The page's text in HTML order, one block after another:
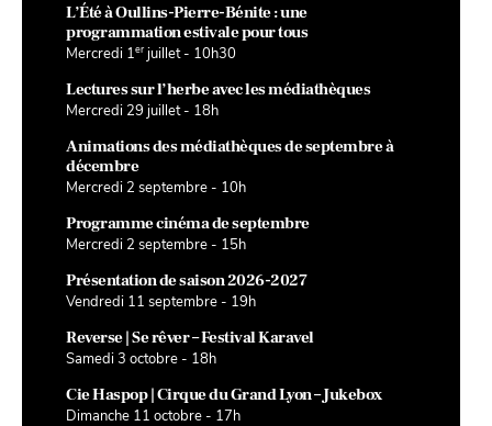
L’Été à Oullins-Pierre-Bénite : une
programmation estivale pour tous
Mercredi 1er juillet - 10h30
Lectures sur l’herbe avec les médiathèques
Mercredi 29 juillet - 18h
Animations des médiathèques de septembre à
décembre
Mercredi 2 septembre - 10h
Programme cinéma de septembre
Mercredi 2 septembre - 15h
Présentation de saison 2026-2027
Vendredi 11 septembre - 19h
Reverse | Se rêver – Festival Karavel
Samedi 3 octobre - 18h
Cie Haspop | Cirque du Grand Lyon – Jukebox
Dimanche 11 octobre - 17h